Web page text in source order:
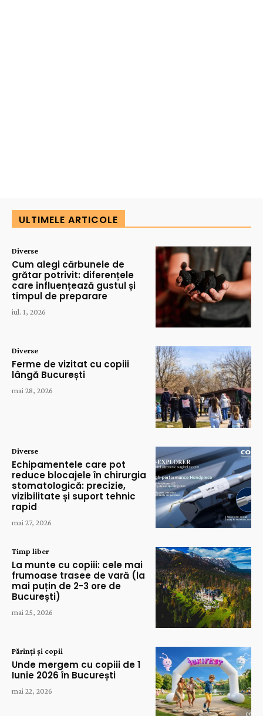
ULTIMELE ARTICOLE
Diverse
Cum alegi cărbunele de
grătar potrivit: diferențele
care influențează gustul și
timpul de preparare
iul. 1, 2026
Diverse
Ferme de vizitat cu copiii
lângă București
mai 28, 2026
Diverse
Echipamentele care pot
reduce blocajele în chirurgia
stomatologică: precizie,
vizibilitate și suport tehnic
rapid
mai 27, 2026
Timp liber
La munte cu copiii: cele mai
frumoase trasee de vară (la
mai puțin de 2-3 ore de
București)
mai 25, 2026
Părinți și copii
Unde mergem cu copiii de 1
Iunie 2026 în București
mai 22, 2026